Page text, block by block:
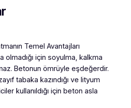
Temel Avantajları
olmadığı için soyulma, kalkma
Betonun ömrüyle eşdeğerdir.
tabaka kazındığı ve lityum
kullanıldığı için beton asla